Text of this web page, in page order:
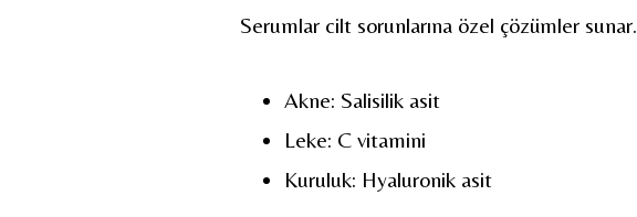
Serumlar cilt sorunlarına özel çözümler sunar.
Akne: Salisilik asit
Leke: C vitamini
Kuruluk: Hyaluronik asit